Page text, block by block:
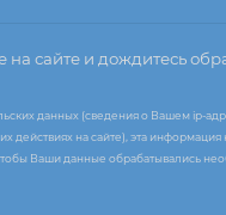
на сайте и дождитесь
данных (сведения о Вашем ip-
действиях на сайте), эта
Ваши данные обрабатывались